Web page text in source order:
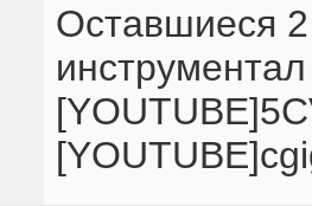
Оставшиеся 2